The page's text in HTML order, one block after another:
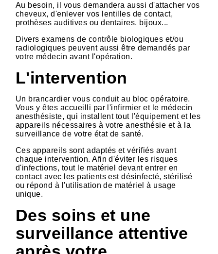
Au besoin, il vous demandera aussi d'attacher vos
cheveux, d'enlever vos lentilles de contact,
prothèses auditives ou dentaires, bijoux...
Divers examens de contrôle biologiques et/ou
radiologiques peuvent aussi être demandés par
votre médecin avant l'opération.
L'intervention
Un brancardier vous conduit au bloc opératoire.
Vous y êtes accueilli par l'infirmier et le médecin
anesthésiste, qui installent tout l'équipement et les
appareils nécessaires à votre anesthésie et à la
surveillance de votre état de santé.
Ces appareils sont adaptés et vérifiés avant
chaque intervention. Afin d'éviter les risques
d'infections, tout le matériel devant entrer en
contact avec les patients est désinfecté, stérilisé
ou répond à l'utilisation de matériel à usage
unique.
Des soins et une
surveillance attentive